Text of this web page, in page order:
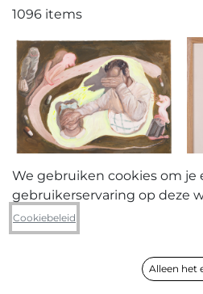
1096 items
Els Ceulemans
Fairy Tale
30 x 40 cm
We gebruiken cookies om je
gebruikerservaring op deze
Cookiebeleid
Alleen het